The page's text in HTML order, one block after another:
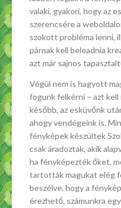
valaki, gyakori, hogy az
szerencsére a
szokott probléma lenni,
párnak kell beleadnia
azt már sajnos
Végül nem is hagyott
fogunk felkérni – azt kell
később, az esküvőnk
ahogy vendégeink is.
fényképek készültek
csak áradoztak, akik
ha fényképezték őket,
tartották magukat elég
beszélve, hogy a
érezhető, számunkra